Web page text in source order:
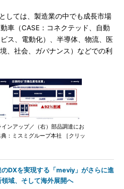
しては、製造業の中でも成長市場
車（CASE：コネクテッド、自動
ス、電動化）、半導体、物流、医
、社会、ガバナンス）などでの利
インアップ／（右）部品調達にお
：ミスミグループ本社 ［クリッ
のDXを実現する「meviy」がさらに進
域、そして海外展開へ